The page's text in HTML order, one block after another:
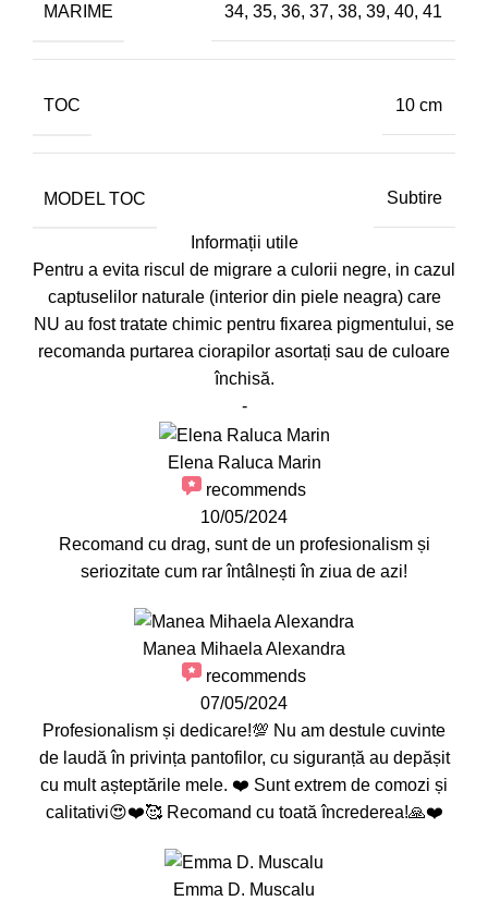
MARIME 34, 35, 36, 37, 38, 39, 40, 41
TOC 10 cm
MODEL TOC Subtire
Informații utile
Pentru a evita riscul de migrare a culorii negre, in cazul
captuselilor naturale (interior din piele neagra) care
NU au fost tratate chimic pentru fixarea pigmentului, se
recomanda purtarea ciorapilor asortați sau de culoare
închisă.
-
Elena Raluca Marin
recommends
10/05/2024
Recomand cu drag, sunt de un profesionalism și
seriozitate cum rar întâlnești în ziua de azi!
Manea Mihaela Alexandra
recommends
07/05/2024
Profesionalism și dedicare!💯 Nu am destule cuvinte
de laudă în privința pantofilor, cu siguranță au depășit
cu mult așteptările mele. ❤️ Sunt extrem de comozi și
calitativi😍❤️🥰 Recomand cu toată încrederea!🙏❤️
Emma D. Muscalu